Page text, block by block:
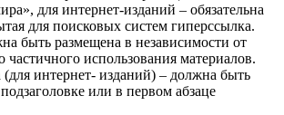
для интернет-изданий – обязательна
для поисковых систем гиперссылка.
быть размещена в независимости от
частичного использования материалов.
(для интернет- изданий) – должна быть
или в первом абзаце